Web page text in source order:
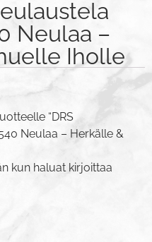
Neulaa –
Iholle
“DRS
Neulaa – Herkälle &
kun haluat kirjoittaa